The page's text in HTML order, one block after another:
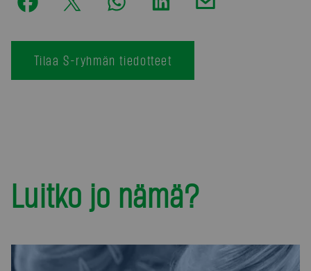
Tilaa S-ryhmän tiedotteet
Luitko jo nämä?